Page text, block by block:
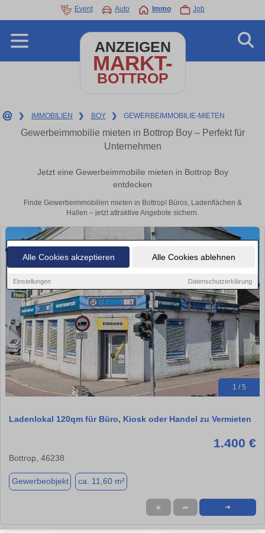
Alle Cookies akzeptieren Alle Cookies ablehnen
Einstellungen Datenschutzerklärung
Event Auto Immo Job
ANZEIGEN
MARKT-
BOTTROP
❯ IMMOBILIEN ❯ BOY ❯ GEWERBEIMMOBILIE-MIETEN
Gewerbeimmobilie mieten in Bottrop Boy – Perfekt für
Unternehmen
Jetzt eine Gewerbeimmobilie mieten in Bottrop Boy
entdecken
Finde Gewerbeimmobilien mieten in Bottrop! Büros, Ladenflächen &
Hallen – jetzt attraktive Angebote sichern.
1 / 5
Ladenlokal 120qm für Büro, Kiosk oder Handel zu Vermieten
1.400 €
Bottrop, 46238
Gewerbeobjekt ca. 11,60 m²
★ ➦ ➜